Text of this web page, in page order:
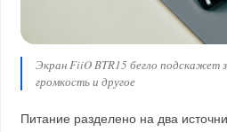
Экран FiiO BTR15 бегло подскажет
громкость и другое
Питание разделено на два